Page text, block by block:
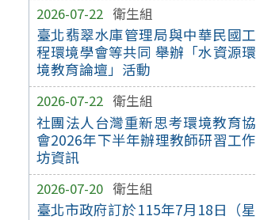
2026-07-22 衛生組
臺北翡翠水庫管理局與中華民國工
程環境學會等共同 舉辦「水資源環
境教育論壇」活動
2026-07-22 衛生組
社團法人台灣重新思考環境教育協
會2026年下半年辦理教師研習工作
坊資訊
2026-07-20 衛生組
臺北市政府訂於115年7月18日（星